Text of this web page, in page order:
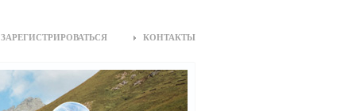
ЗАРЕГИСТРИРОВАТЬСЯ КОНТАКТЫ